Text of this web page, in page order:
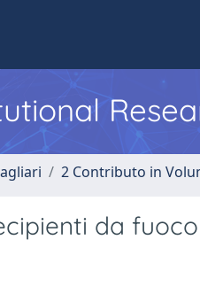
2 Contributo in
da fuoco